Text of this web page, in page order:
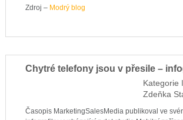
Zdroj – Modrý blog
Chytré telefony jsou v přesile –
Kategorie
Zdeňka
Časopis MarketingSalesMedia publikoval ve